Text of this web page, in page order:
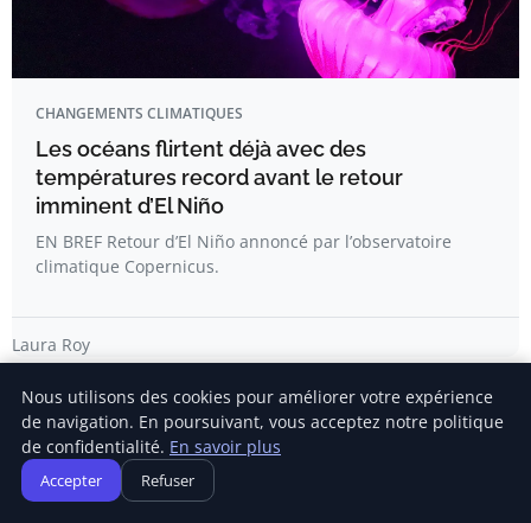
CHANGEMENTS CLIMATIQUES
Les océans flirtent déjà avec des
températures record avant le retour
imminent d’El Niño
EN BREF Retour d’El Niño annoncé par l’observatoire
climatique Copernicus.
Laura Roy
Nous utilisons des cookies pour améliorer votre expérience
de navigation. En poursuivant, vous acceptez notre politique
de confidentialité. En savoir plus
Accepter Refuser